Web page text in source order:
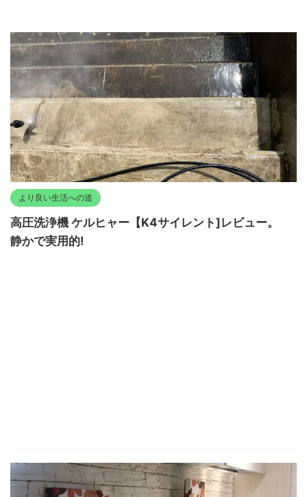
より良い生活への道
高圧洗浄機 ケルヒャー【K4サイレント]レビュー。
静かで実用的!